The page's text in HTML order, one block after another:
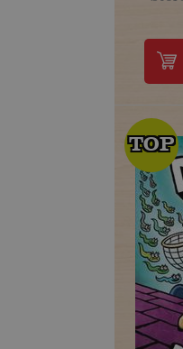
TOP
TOP